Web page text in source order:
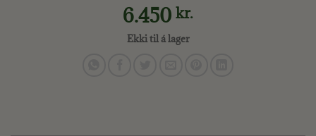
6.450 kr.
Ekki til á lager